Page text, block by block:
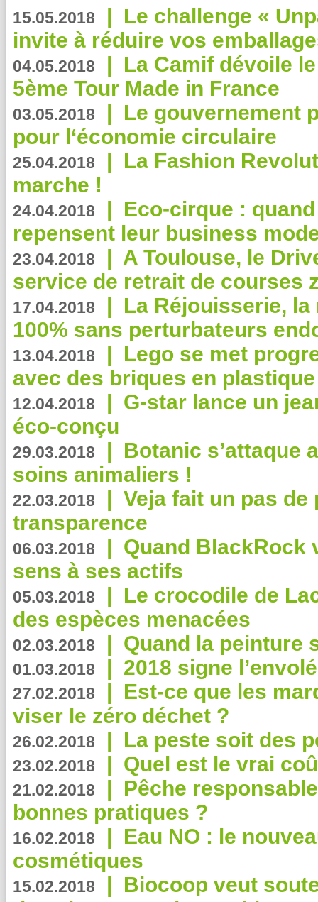
15.05.2018 | Le challenge «
invite à réduire vos
04.05.2018 | La Camif dévoile
5ème Tour Made in France
03.05.2018 | Le gouvernement
pour l‘économie circulaire
25.04.2018 | La Fashion
marche !
24.04.2018 | Eco-cirque :
repensent leur business
23.04.2018 | A Toulouse, le
service de retrait de courses
17.04.2018 | La Réjouisserie,
100% sans perturbateurs
13.04.2018 | Lego se met
avec des briques en
12.04.2018 | G-star lance un
éco-conçu
29.03.2018 | Botanic s’attaque
soins animaliers !
22.03.2018 | Veja fait un pas de
transparence
06.03.2018 | Quand BlackRock
sens à ses actifs
05.03.2018 | Le crocodile de
des espèces menacées
02.03.2018 | Quand la peinture
01.03.2018 | 2018 signe
27.02.2018 | Est-ce que les
viser le zéro déchet ?
26.02.2018 | La peste soit des
23.02.2018 | Quel est le vrai
21.02.2018 | Pêche
bonnes pratiques ?
16.02.2018 | Eau NO : le
cosmétiques
15.02.2018 | Biocoop veut